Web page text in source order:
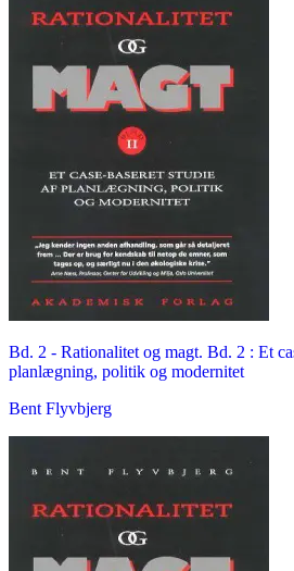
Bd. 2 - Rationalitet og magt. Bd. 2 : Et
planlægning, politik og modernitet
Bent Flyvbjerg